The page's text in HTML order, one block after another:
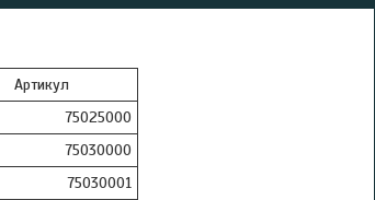
Артикул
75025000
75030000
75030001